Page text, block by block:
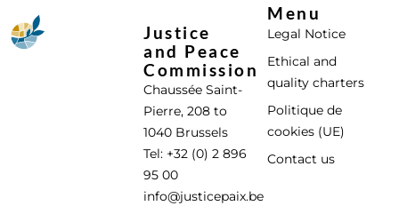
Justice
and Peace
Commission
Chaussée Saint-
Pierre, 208 to
1040 Brussels
Tel: +32 (0) 2 896
95 00
info@justicepaix.be
Menu
Legal Notice
Ethical and
quality charters
Politique de
cookies (UE)
Contact us